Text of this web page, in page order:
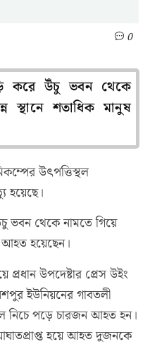
0
করে উঁচু ভবন থেকে
স্থানে শতাধিক মানুষ
উৎপত্তিস্থল
হয়েছে।
ভবন থেকে নামতে গিয়ে
আহত হয়েছেন।
প্রধান উপদেষ্টার প্রেস উইং
ইউনিয়নের গাবতলী
নিচে পড়ে চারজন আহত হন।
হয়ে আহত দুজনকে